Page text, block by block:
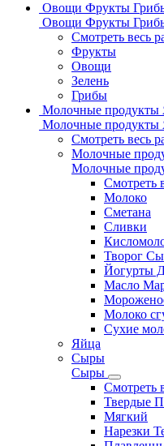
Овощи Фрукты
Овощи Фрукты
Смотреть весь
Фрукты
Овощи
Зелень
Грибы
Молочные
Молочные
Смотреть весь
Молочные
Молочные
Смотреть
Молоко
Сметана
Сливки
Творог
Йогурты
Масло
Молоко
Сухие
Яйца
Сыры
Сыры
Смотреть
Твердые
Мягкий
Нарезки